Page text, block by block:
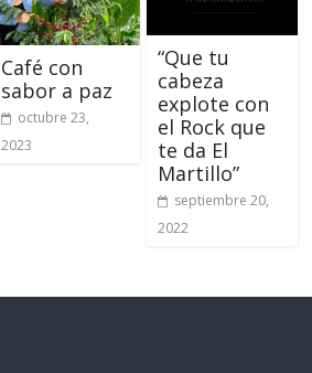
Café con
sabor a paz
octubre 23,
2023
“Que tu
cabeza
explote con
el Rock que
te da El
Martillo”
septiembre 20,
2022